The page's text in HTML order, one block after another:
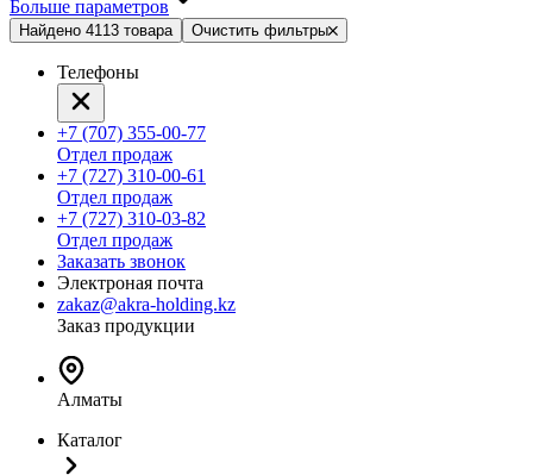
Больше параметров
Найдено 4113 товара Очистить фильтры
Телефоны
+7 (707) 355-00-77
Отдел продаж
+7 (727) 310-00-61
Отдел продаж
+7 (727) 310-03-82
Отдел продаж
Заказать звонок
Электроная почта
zakaz@akra-holding.kz
Заказ продукции
Алматы
Каталог